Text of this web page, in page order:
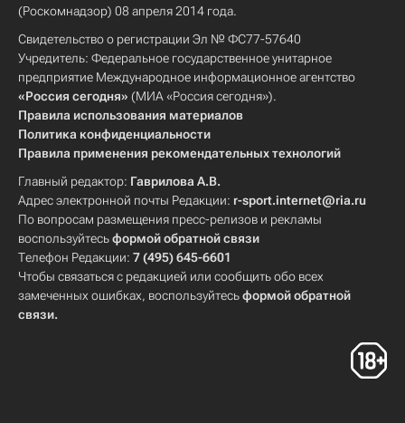
(Роскомнадзор) 08 апреля 2014 года.
Свидетельство о регистрации Эл № ФС77-57640
Учредитель: Федеральное государственное унитарное
предприятие Международное информационное агентство
«Россия сегодня» (МИА «Россия сегодня»).
Правила использования материалов
Политика конфиденциальности
Правила применения рекомендательных технологий
Главный редактор: Гаврилова А.В.
Адрес электронной почты Редакции: r-sport.internet@ria.ru
По вопросам размещения пресс-релизов и рекламы
воспользуйтесьформой обратной связи
Телефон Редакции: 7 (495) 645-6601
Чтобы связаться с редакцией или сообщить обо всех
замеченных ошибках, воспользуйтесьформой обратной
связи.